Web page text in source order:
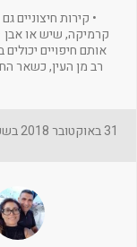
• קירות חיצוניים
קרמיקה, שיש או אבן
אותם חיפויים
רב מן העין, כשאר
31 באוקטובר 2018 בשעה 16:33